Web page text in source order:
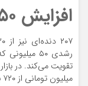
افزایش ۵۰ میلیونی پژو ۲۰۷
رشدی ۵۰
میلیون تومانی از ۷۲۰ به ۷۷۰ میلیون تومان رسید.